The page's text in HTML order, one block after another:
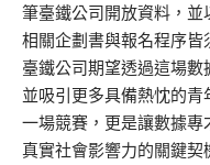
筆臺鐵公司開放資料，並
相關企劃書與報名程序皆
臺鐵公司期望透過這場數
並吸引更多具備熱忱的
一場競賽，更是讓數據
真實社會影響力的關鍵